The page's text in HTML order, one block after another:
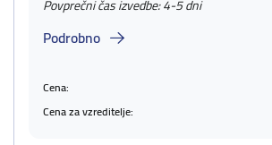
Povprečni čas izvedbe: 4-5 dni
Podrobno
Cena:
Cena za vzreditelje: